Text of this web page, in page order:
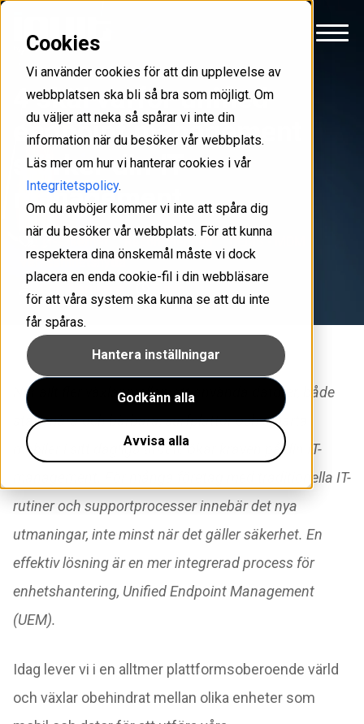
Cookies
Vi använder cookies för att din upplevelse av
webbplatsen ska bli så bra som möjligt. Om
du väljer att neka så spårar vi inte din
information när du besöker vår webbplats.
Läs mer om hur vi hanterar cookies i vår
Integritetspolicy.
Om du avböjer kommer vi inte att spåra dig
när du besöker vår webbplats. För att kunna
respektera dina önskemål måste vi dock
placera en enda cookie-fil i din webbläsare
för att våra system ska kunna se att du inte
får spåras.
Hantera inställningar
Godkänn alla
Avvisa alla
4 skäl varför unified
endpoint management
stärker din IT-
management
Recommended
Verksamhetsnytta
När allt fler växlar mellan att använda datorer, både
stationära och bärbara, surfplattor och smarta
mobiler i sitt dagliga arbete ökar kraven på din IT-
management. För många företag med traditionella IT-
rutiner och supportprocesser innebär det nya
utmaningar, inte minst när det gäller säkerhet. En
effektiv lösning är en mer integrerad process för
enhetshantering, Unified Endpoint Management
(UEM).
Idag lever vi i en alltmer plattformsoberoende värld
och växlar obehindrat mellan olika enheter som